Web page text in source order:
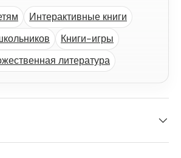
Интерактивные книги
Книги-игры
литература